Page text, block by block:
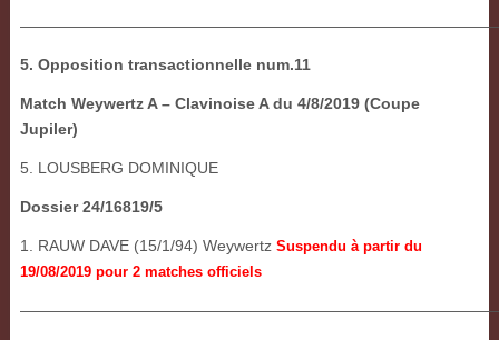
5. Opposition transactionnelle num.11
Match Weywertz A – Clavinoise A du 4/8/2019 (Coupe
Jupiler)
5. LOUSBERG DOMINIQUE
Dossier 24/16819/5
1. RAUW DAVE (15/1/94) Weywertz Suspendu à partir du
19/08/2019 pour 2 matches officiels